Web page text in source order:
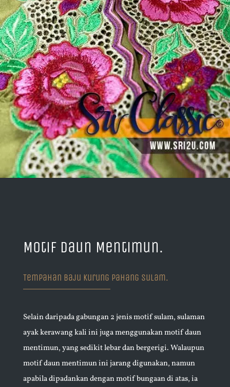
Motif Daun Mentimun.
Tempahan Baju Kurung Pahang Sulam.
Selain daripada gabungan 2 jenis motif sulam, sulaman
ayak kerawang kali ini juga menggunakan motif daun
mentimun, yang sedikit lebar dan bergerigi. Walaupun
motif daun mentimun ini jarang digunakan, namun
apabila dipadankan dengan motif bungaan di atas, ia